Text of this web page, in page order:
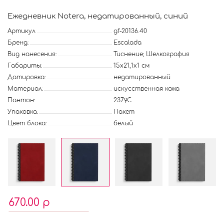
Ежедневник Notera, недатированный, синий
Артикул
gf-20136.40
Бренд:
Escalada
Вид нанесения:
Тиснение; Шелкография
Габариты:
15х21,1х1 см
Датировка:
недатированный
Материал:
искусственная кожа
Пантон:
2379C
Упаковка:
Пакет
Цвет блока:
белый
670.00 р